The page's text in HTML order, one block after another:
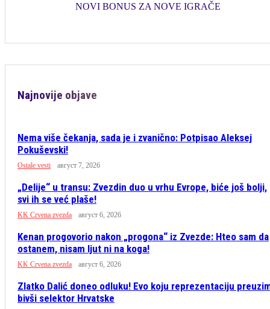
NOVI BONUS ZA NOVE IGRAČE
Najnovije objave
Nema više čekanja, sada je i zvanično: Potpisao Aleksej
Pokuševski!
Ostale vesti август 7, 2026
„Delije“ u transu: Zvezdin duo u vrhu Evrope, biće još bolji,
svi ih se već plaše!
KK Crvena zvezda август 6, 2026
Kenan progovorio nakon „progona“ iz Zvezde: Hteo sam da
ostanem, nisam ljut ni na koga!
KK Crvena zvezda август 6, 2026
Zlatko Dalić doneo odluku! Evo koju reprezentaciju
bivši selektor Hrvatske